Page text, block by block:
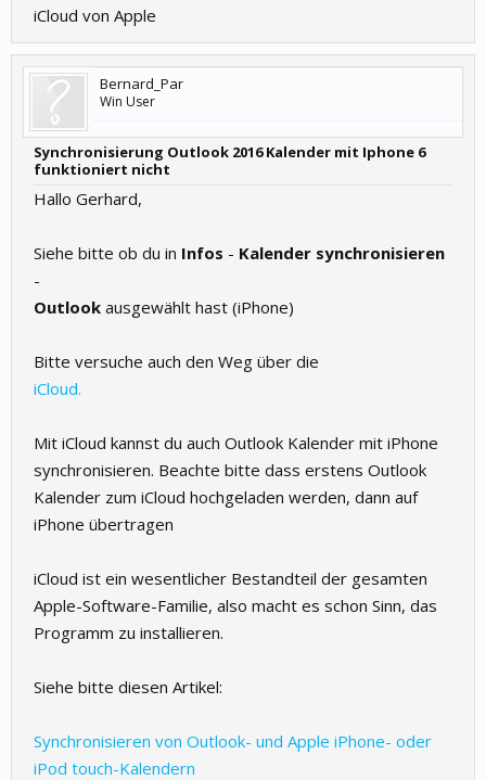
iCloud von Apple
Bernard_Par
Win User
Synchronisierung Outlook 2016 Kalender mit Iphone 6
funktioniert nicht
Hallo Gerhard,
Siehe bitte ob du in Infos - Kalender synchronisieren
-
Outlook ausgewählt hast (iPhone)
Bitte versuche auch den Weg über die
iCloud.
Mit iCloud kannst du auch Outlook Kalender mit iPhone
synchronisieren. Beachte bitte dass erstens Outlook
Kalender zum iCloud hochgeladen werden, dann auf
iPhone übertragen
iCloud ist ein wesentlicher Bestandteil der gesamten
Apple-Software-Familie, also macht es schon Sinn, das
Programm zu installieren.
Siehe bitte diesen Artikel:
Synchronisieren von Outlook- und Apple iPhone- oder
iPod touch-Kalendern